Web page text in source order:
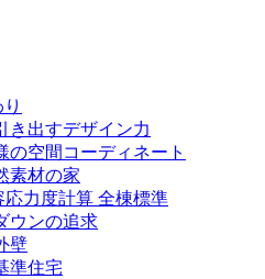
き出すデザイン力
の空間コーディネート
素材の家
力度計算 全棟標準
ウンの追求
壁
準住宅